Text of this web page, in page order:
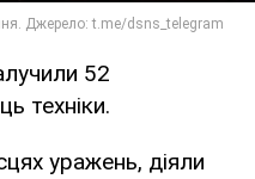
52
техніки.
уражень, діяли